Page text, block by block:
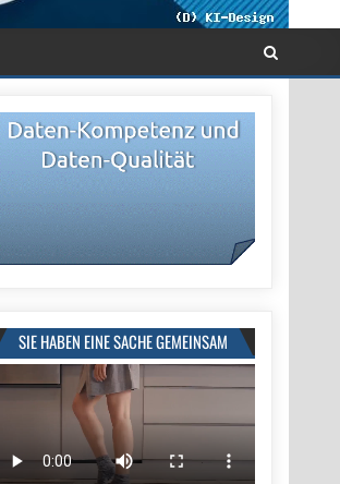
SIE HABEN EINE SACHE GEMEINSAM